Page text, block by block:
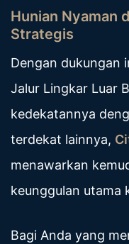
Hunian Nyaman
Strategis
Dengan dukungan
Jalur Lingkar Luar
kedekatannya
terdekat lainnya,
menawarkan
keunggulan utama
Bagi Anda yang